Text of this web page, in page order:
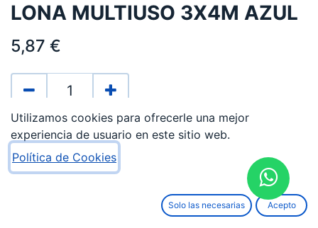
LONA MULTIUSO 3X4M AZUL
5,87 €
AÑADIR AL CARRITO
Añadir a lista de deseos
Garantía de devolución de 15 días
Utilizamos cookies para ofrecerle una mejor
experiencia de usuario en este sitio web.
Política de Cookies
Solo las necesarias Acepto